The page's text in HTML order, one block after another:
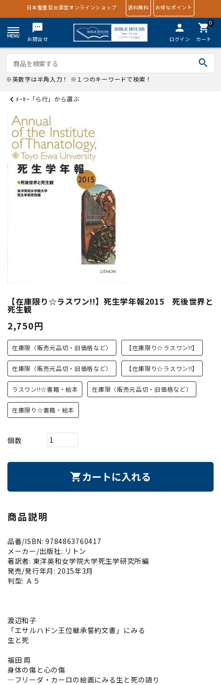
日本聖書協会直営オンラインショップ 送料無料 お得なポイント
textsms
お問合せ
person
ログイン
0
shopping_cart
カート
search
※英数字は半角入力！ ※１つのキーワードで検索！
ﾒｰｶｰ「ら行」から選ぶ
【在庫限り☆ラスワン!!】死生学年報2015 死後世界と
死生観
2,750円
在庫限（販売元品切・旧価格など） 【在庫限り☆ラスワン!!】
在庫限（販売元品切・旧価格など） 【在庫限り☆ラスワン!!】
ラスワン!!☆書籍・絵本 在庫限（販売元品切・旧価格など）
在庫限り☆書籍・絵本
個数
shopping_cart カートに入れる
商品説明
品番/ISBN: 9784863760417
メーカー/出版社: リトン
著訳者: 東洋英和女学院大学死生学研究所編
発売/発行年月: 2015年3月
判型: Ａ５
渡辺和子
「エサルハドン王位継承誓約文書」にみる
生と死
福田 周
身体の傷と心の傷
―フリーダ・カーロの絵画にみる生と死の語り